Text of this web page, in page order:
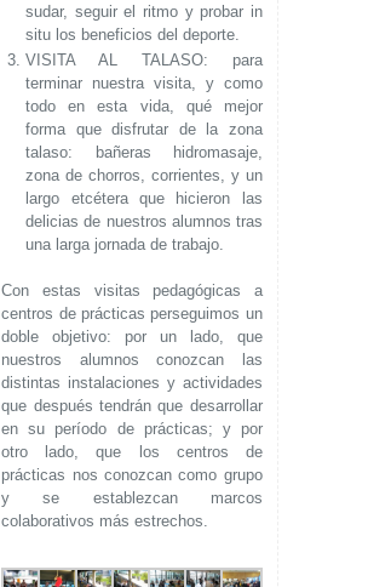
sudar, seguir el ritmo y probar in
situ los beneficios del deporte.
VISITA AL TALASO: para
terminar nuestra visita, y como
todo en esta vida, qué mejor
forma que disfrutar de la zona
talaso: bañeras hidromasaje,
zona de chorros, corrientes, y un
largo etcétera que hicieron las
delicias de nuestros alumnos tras
una larga jornada de trabajo.
Con estas visitas pedagógicas a
centros de prácticas perseguimos un
doble objetivo: por un lado, que
nuestros alumnos conozcan las
distintas instalaciones y actividades
que después tendrán que desarrollar
en su período de prácticas; y por
otro lado, que los centros de
prácticas nos conozcan como grupo
y se establezcan marcos
colaborativos más estrechos.